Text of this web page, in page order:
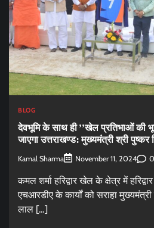
BLOG
देवभूमि के साथ ही ’’खेल प्रतिभाओं की
जाएगा उत्तराखण्ड: मुख्यमंत्री श्री पुष्कर
Kamal Sharma November 11, 2024 0
कमल शर्मा हरिद्वार खेल के क्षेत्र में
एचआरडीए के कार्यों को सराहा मुख्यमंत्री
लाल […]